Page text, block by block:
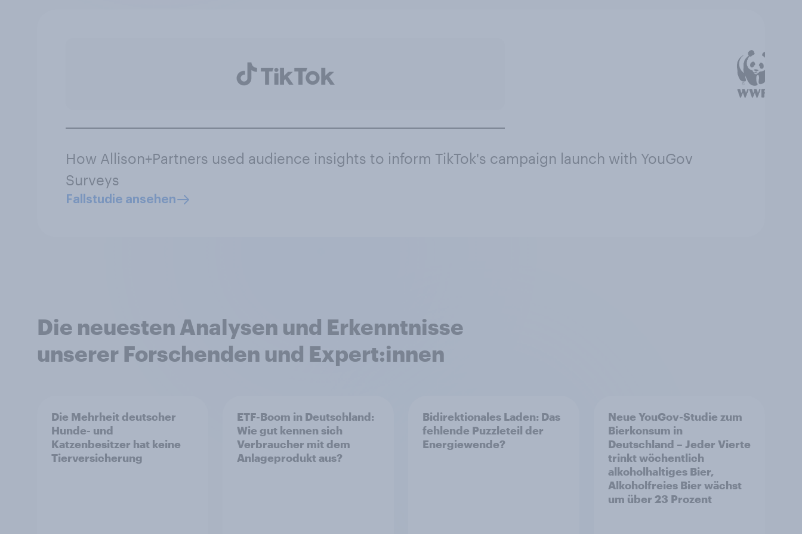
How Allison+Partners used audience insights to inform TikTok's campaign launch with YouGov
Surveys
Fallstudie ansehen
Die neuesten Analysen und Erkenntnisse
unserer Forschenden und Expert:innen
Die Mehrheit deutscher
Hunde- und
Katzenbesitzer hat keine
Tierversicherung
ETF-Boom in Deutschland:
Wie gut kennen sich
Verbraucher mit dem
Anlageprodukt aus?
Bidirektionales Laden: Das
fehlende Puzzleteil der
Energiewende?
Neue YouGov-Studie zum
Bierkonsum in
Deutschland – Jeder Vierte
trinkt wöchentlich
alkoholhaltiges Bier,
Alkoholfreies Bier wächst
um über 23 Prozent